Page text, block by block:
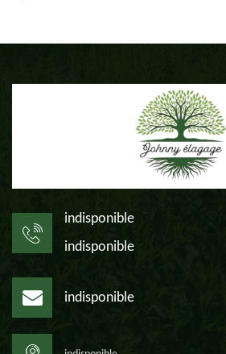
indisponible
indisponible
indisponible